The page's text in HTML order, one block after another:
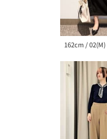
162cm / 02(M)